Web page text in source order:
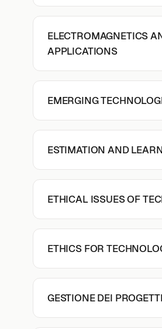
ELECTROMAGNETICS
APPLICATIONS
EMERGING
ESTIMATION AND
ETHICAL ISSUES OF
ETHICS FOR
GESTIONE DEI